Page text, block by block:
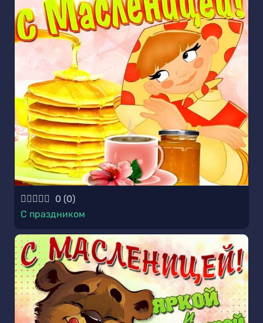
0 (0)
С праздником